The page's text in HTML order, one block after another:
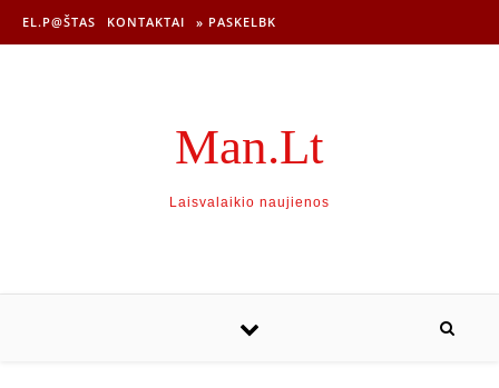
EL.P@ŠTAS KONTAKTAI » PASKELBK
Man.Lt
Laisvalaikio naujienos